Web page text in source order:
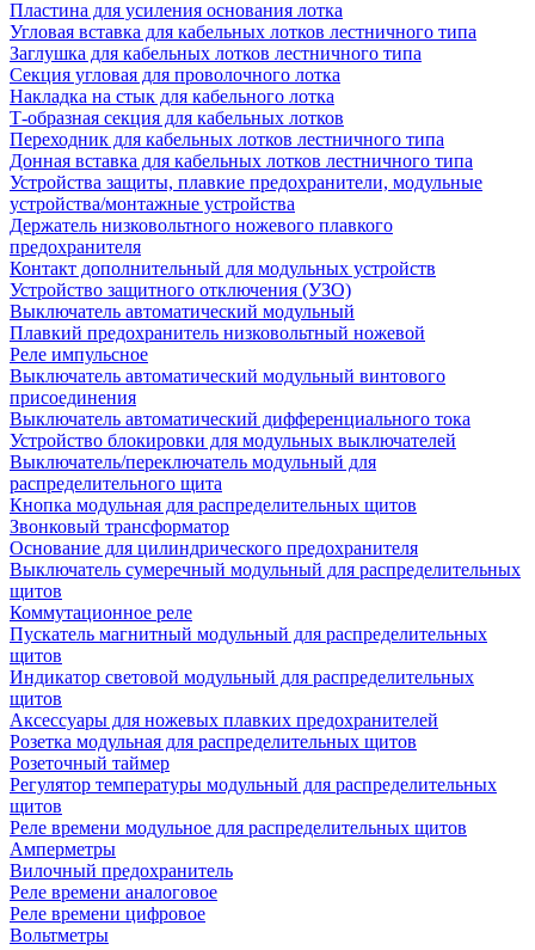
Пластина для усиления основания лотка
Угловая вставка для кабельных лотков лестничного типа
Заглушка для кабельных лотков лестничного типа
Секция угловая для проволочного лотка
Накладка на стык для кабельного лотка
Т-образная секция для кабельных лотков
Переходник для кабельных лотков лестничного типа
Донная вставка для кабельных лотков лестничного типа
Устройства защиты, плавкие предохранители, модульные
устройства/монтажные устройства
Держатель низковольтного ножевого плавкого
предохранителя
Контакт дополнительный для модульных устройств
Устройство защитного отключения (УЗО)
Выключатель автоматический модульный
Плавкий предохранитель низковольтный ножевой
Реле импульсное
Выключатель автоматический модульный винтового
присоединения
Выключатель автоматический дифференциального тока
Устройство блокировки для модульных выключателей
Выключатель/переключатель модульный для
распределительного щита
Кнопка модульная для распределительных щитов
Звонковый трансформатор
Основание для цилиндрического предохранителя
Выключатель сумеречный модульный для распределительных
щитов
Коммутационное реле
Пускатель магнитный модульный для распределительных
щитов
Индикатор световой модульный для распределительных
щитов
Аксессуары для ножевых плавких предохранителей
Розетка модульная для распределительных щитов
Розеточный таймер
Регулятор температуры модульный для распределительных
щитов
Реле времени модульное для распределительных щитов
Амперметры
Вилочный предохранитель
Реле времени аналоговое
Реле времени цифровое
Вольтметры